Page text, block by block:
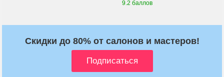
9.2 баллов
Скидки до 80% от салонов и мастеров!